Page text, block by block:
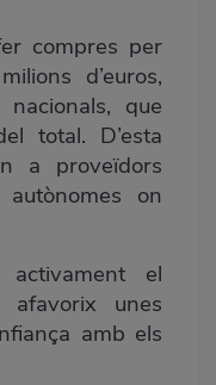
compres per
d’euros,
que
total. D’esta
a proveïdors
on
activament el
afavorix unes
amb els